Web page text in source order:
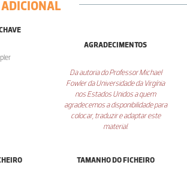
AGRADECIMENTOS
Da autoria do Professor Michael
Fowler da Universidade da Virgínia
nos Estados Unidos a quem
agradecemos a disponibilidade para
colocar, traduzir e adaptar este
material.
TAMANHO DO FICHEIRO